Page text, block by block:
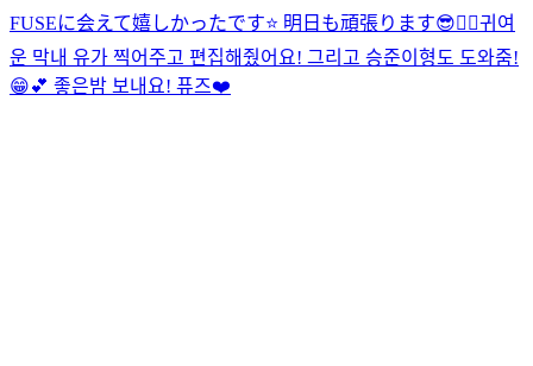
FUSEに会えて嬉しかったです⭐️ 明日も頑張ります😎❤️‍🔥귀여
운 막내 유가 찍어주고 편집해줬어요! 그리고 승준이형도 도와줌!
😁💕 좋은밤 보내요! 퓨즈❤️